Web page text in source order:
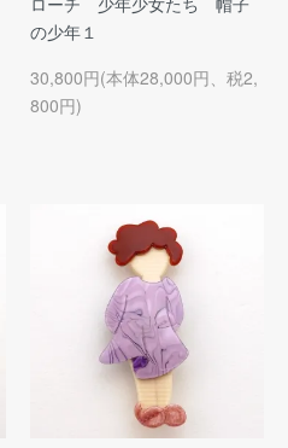
の少年１
30,800円(本体28,000円、税2,
800円)